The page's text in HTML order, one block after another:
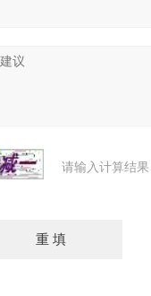
请输入计算结